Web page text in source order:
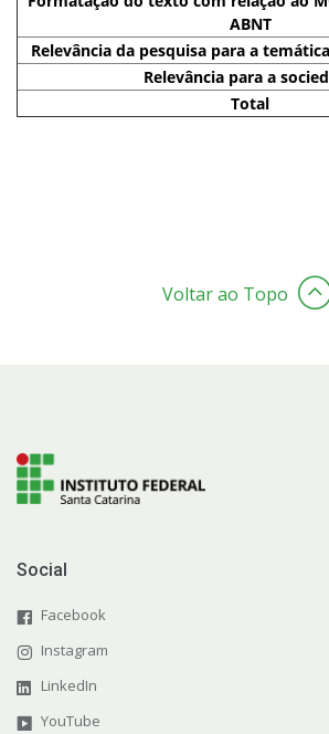
ABNT
Relevância da pesquisa para a
Relevância para a
Total
Voltar ao Topo
Social
Facebook
Instagram
LinkedIn
YouTube